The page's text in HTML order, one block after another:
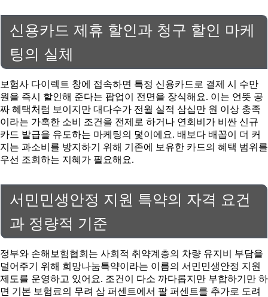
신용카드 제휴 할인과 청구 할인 마케
팅의 실체
보험사 다이렉트 창에 접속하면 특정 신용카드로 결제 시 수만
원을 즉시 할인해 준다는 팝업이 전면을 장식해요. 이는 언뜻 공
짜 혜택처럼 보이지만 대다수가 전월 실적 삼십만 원 이상 충족
이라는 가혹한 소비 조건을 전제로 하거나 연회비가 비싼 신규
카드 발급을 유도하는 마케팅의 덫이에요. 배보다 배꼽이 더 커
지는 과소비를 방지하기 위해 기존에 보유한 카드의 혜택 범위를
우선 조회하는 지혜가 필요해요.
서민민생안정 지원 특약의 자격 요건
과 정량적 기준
정부와 손해보험협회는 사회적 취약계층의 차량 유지비 부담을
덜어주기 위해 희망나눔특약이라는 이름의 서민민생안정 지원
제도를 운영하고 있어요. 조건이 다소 까다롭지만 부합하기만 하
면 기본 보험료의 무려 삼 퍼센트에서 팔 퍼센트를 추가로 도려